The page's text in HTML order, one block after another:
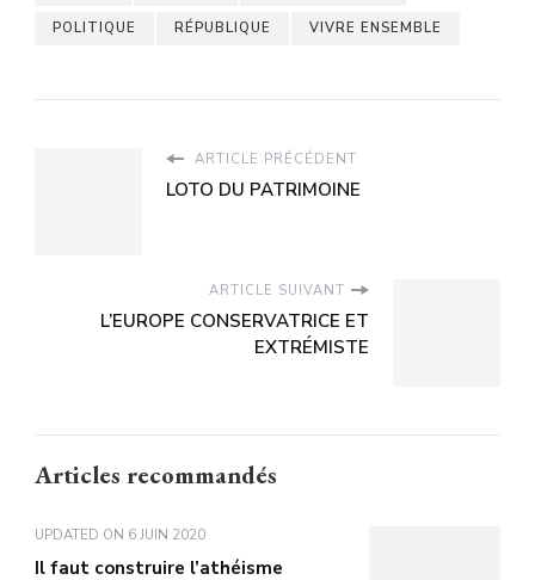
POLITIQUE RÉPUBLIQUE VIVRE ENSEMBLE
ARTICLE PRÉCÉDENT
LOTO DU PATRIMOINE
ARTICLE SUIVANT
L’EUROPE CONSERVATRICE ET
EXTRÉMISTE
Articles recommandés
UPDATED ON 6 JUIN 2020
Il faut construire l’athéisme